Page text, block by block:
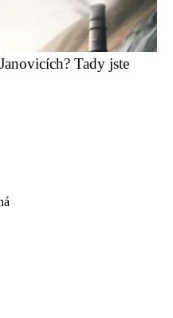
Tady jste